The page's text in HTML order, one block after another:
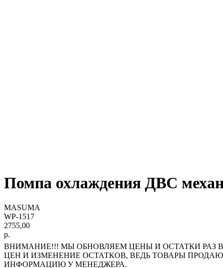
Помпа охлаждения ДВС
MASUMA
WP-1517
2755,00
р.
ВНИМАНИЕ!!! МЫ ОБНОВЛЯЕМ ЦЕНЫ И ОСТАТКИ РАЗ
ЦЕН И ИЗМЕНЕНИЕ ОСТАТКОВ, ВЕДЬ ТОВАРЫ
ИНФОРМАЦИЮ У МЕНЕДЖЕРА.